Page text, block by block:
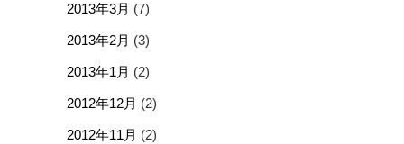
2013年3月 (7)
2013年2月 (3)
2013年1月 (2)
2012年12月 (2)
2012年11月 (2)